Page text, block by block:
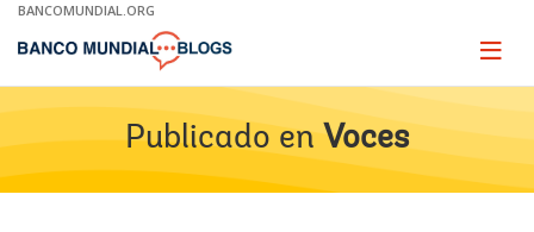
Skip
Main
BANCOMUNDIAL.ORG
Page
Publicado en Voces